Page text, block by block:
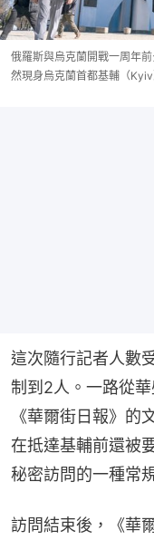
俄羅斯與烏克蘭開戰一周年
然現身烏克蘭首都基輔（
這次隨行記者人數
制到2人。一路從
《華爾街日報》的
在抵達基輔前還被
秘密訪問的一種常
訪問結束後，《華